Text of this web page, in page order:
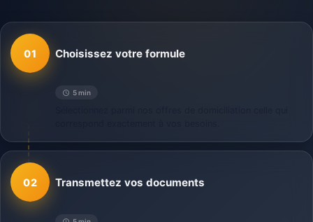
01
5 min
Choisissez votre formule
02 Transmettez vos documents